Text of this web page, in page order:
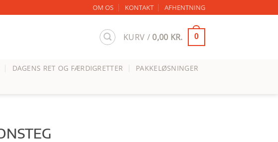
OM OS KONTAKT AFHENTNING
KURV / 0,00 KR. 0
DAGENS RET OG FÆRDIGRETTER
PAKKELØSNINGER